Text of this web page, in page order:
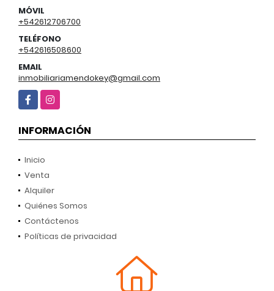
MÓVIL
+542612706700
TELÉFONO
+542616508600
EMAIL
inmobiliariamendokey@gmail.com
FacebookInstagram
INFORMACIÓN
Inicio
Venta
Alquiler
Quiénes Somos
Contáctenos
Políticas de privacidad